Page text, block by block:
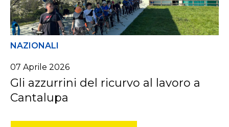
NAZIONALI
07 Aprile 2026
Gli azzurrini del ricurvo al lavoro a
Cantalupa